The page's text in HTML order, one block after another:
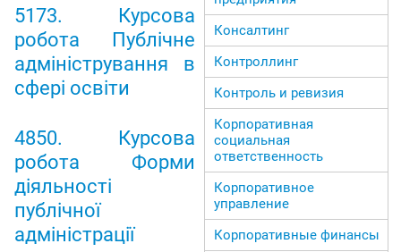
5173. Курсова
робота Публічне
адміністрування в
сфері освіти
4850. Курсова
робота Форми
діяльності
публічної
адміністрації
Консалтинг
Контроллинг
Контроль и ревизия
Корпоративная
социальная
ответственность
Корпоративное
управление
Корпоративные финансы